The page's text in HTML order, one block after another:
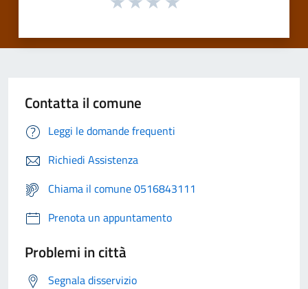
Contatta il comune
Leggi le domande frequenti
Richiedi Assistenza
Chiama il comune 0516843111
Prenota un appuntamento
Problemi in città
Segnala disservizio